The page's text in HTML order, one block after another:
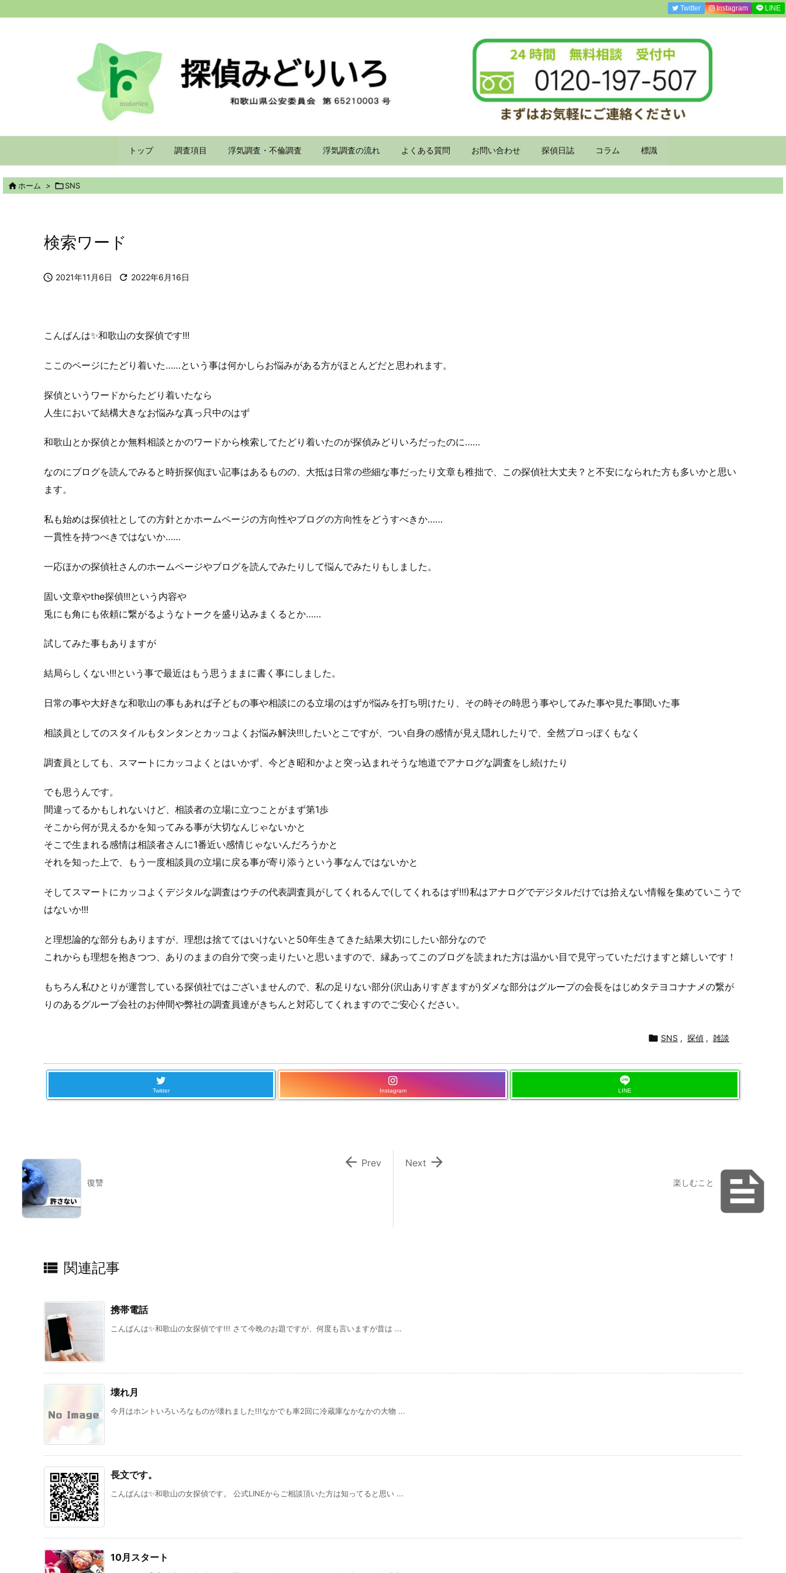
トップ 調査項目 浮気調査・不倫調査 浮気調査の流れ よくある質問 お問い合わせ 探偵日誌 コラム 標識
Twitter Instagram LINE
 ホーム > SNS
検索ワード
 2021年11月6日  2022年6月16日
こんばんは✨和歌山の女探偵です!!!
ここのページにたどり着いた……という事は何かしらお悩みがある方がほとんどだと思われます。
探偵というワードからたどり着いたなら
人生において結構大きなお悩みな真っ只中のはず
和歌山とか探偵とか無料相談とかのワードから検索してたどり着いたのが探偵みどりいろだったのに……
なのにブログを読んでみると時折探偵ぽい記事はあるものの、大抵は日常の些細な事だったり文章も稚拙で、この探偵社大丈夫？と不安になられた方も多いかと思い
ます。
私も始めは探偵社としての方針とかホームページの方向性やブログの方向性をどうすべきか……
一貫性を持つべきではないか……
一応ほかの探偵社さんのホームページやブログを読んでみたりして悩んでみたりもしました。
固い文章やthe探偵!!!という内容や
兎にも角にも依頼に繋がるようなトークを盛り込みまくるとか……
試してみた事もありますが
結局らしくない!!!という事で最近はもう思うままに書く事にしました。
日常の事や大好きな和歌山の事もあれば子どもの事や相談にのる立場のはずが悩みを打ち明けたり、その時その時思う事やしてみた事や見た事聞いた事
相談員 としてのスタイルもタンタンとカッコよくお悩み解決!!!したいとこですが、つい自身の感情が見え隠れしたりで、全然プロっぽくもなく
調査員 としても、スマートにカッコよくとはいかず、今どき昭和かよと突っ込まれそうな地道でアナログな調査をし続けたり
でも思うんです。
間違ってるかもしれないけど、 相談者の立場に立つことがまず第1歩
そこから何が見えるかを知ってみる事が大切なんじゃないかと
そこで生まれる感情は相談者さんに1番近い感情じゃないんだろうかと
それを知った上で、もう一度相談員の立場に戻る事が寄り添うという事なんではないかと
そしてスマートにカッコよくデジタルな調査はウチの代表調査員がしてくれるんで(してくれるはず!!!)私はアナログでデジタルだけでは拾えない情報を集めていこうで
はないか!!!
と理想論的な部分もありますが、理想は捨ててはいけないと50年生きてきた結果大切にしたい部分なので
これからも理想を抱きつつ、ありのままの自分で突っ走りたいと思いますので、縁あってこのブログを読まれた方は温かい目で見守っていただけますと嬉しいです！
もちろん私ひとりが運営している探偵社ではございませんので、私の足りない部分(沢山ありすぎますが)ダメな部分はグループの会長をはじめタテヨコナナメの繋が
りのあるグループ会社のお仲間や弊社の調査員達がきちんと対応してくれますのでご安心ください。
 SNS , 探偵 , 雑談
Twitter Instagram LINE

楽しむこと

Next
復讐
 Prev
 関連記事
携帯電話
こんばんは✨和歌山の女探偵です!!! さて今晩のお題ですが、何度も言いますが昔は ...
壊れ月
今月はホントいろいろなものが壊れました!!!なかでも車2回に冷蔵庫なかなかの大物 ...
長文です。
こんばんは✨和歌山の女探偵です。 公式LINEからご相談頂いた方は知ってると思い ...
10月スタート